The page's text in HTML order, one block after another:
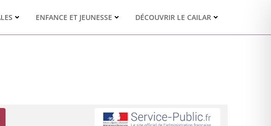
ENFANCE ET JEUNESSE DÉCOUVRIR LE CAILAR